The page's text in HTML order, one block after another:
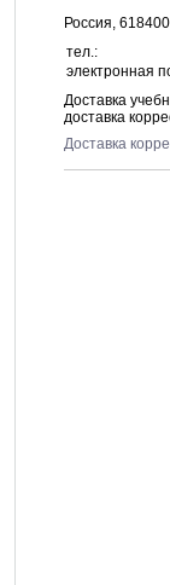
Россия, 618400
тел.:
электронная
Доставка
доставка
Доставка